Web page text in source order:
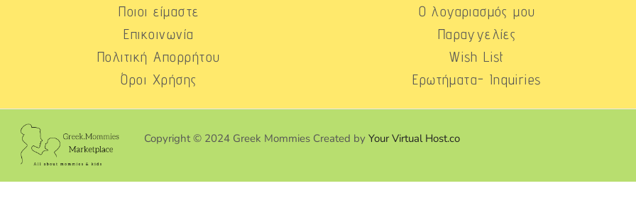
Ποιοι είμαστε
Επικοινωνία
Πολιτική Απορρήτου
Όροι Χρήσης
Ο λογαριασμός μου
Παραγγελίες
Wish List
Ερωτήματα- Inquiries
Copyright © 2024 Greek Mommies Created byYour Virtual Host.co